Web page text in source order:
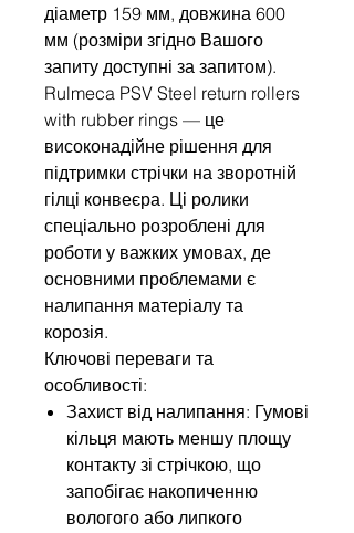
діаметр 159 мм, довжина 600
мм (розміри згідно Вашого
запиту доступні за запитом).
Rulmeca PSV Steel return rollers
with rubber rings — це
високонадійне рішення для
підтримки стрічки на зворотній
гілці конвеєра. Ці ролики
спеціально розроблені для
роботи у важких умовах, де
основними проблемами є
налипання матеріалу та
корозія.
Ключові переваги та
особливості:
Захист від налипання: Гумові
кільця мають меншу площу
контакту зі стрічкою, що
запобігає накопиченню
вологого або липкого